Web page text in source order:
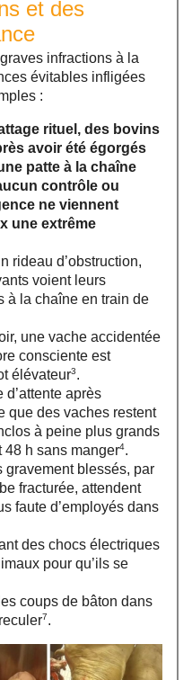
et des
infractions à la
évitables infligées
:
rituel, des bovins
avoir été égorgés
patte à la chaîne
contrôle ou
ne viennent
une extrême
rideau d’obstruction,
voient leurs
à la chaîne en train de
une vache accidentée
consciente est
élévateur3.
après
que des vaches restent
à peine plus grands
48 h sans manger4.
gravement blessés, par
fracturée, attendent
faute d’employés dans
des chocs électriques
pour qu’ils se
coups de bâton dans
7.